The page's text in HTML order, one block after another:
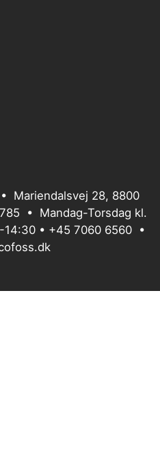
Mariendalsvej 28, 8800
• Mandag-Torsdag kl.
14:30 • +45 7060 6560 •